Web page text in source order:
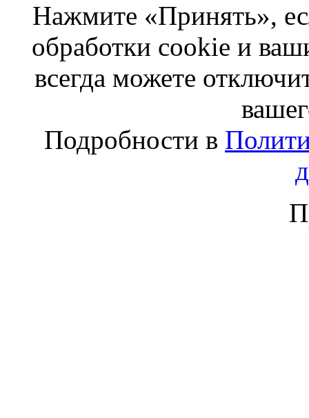
Нажмите «Принять»,
обработки cookie и
всегда можете
Подробности в